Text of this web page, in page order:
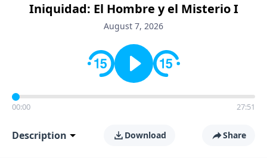
Iniquidad: El Hombre y el Misterio I
August 7, 2026
00:00 27:51
Description Download Share